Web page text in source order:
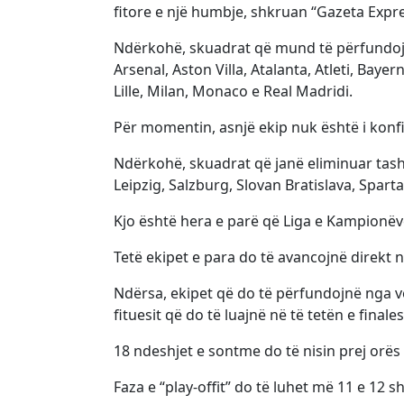
fitore e një humbje, shkruan “Gazeta
Ndërkohë, skuadrat që mund të
Arsenal, Aston Villa, Atalanta, Atleti,
Lille, Milan, Monaco e Real Madridi.
Për momentin, asnjë ekip nuk është i
Ndërkohë, skuadrat që janë eliminuar
Leipzig, Salzburg, Slovan Bratislava,
Kjo është hera e parë që Liga e
Tetë ekipet e para do të avancojnë direkt
Ndërsa, ekipet që do të përfundojnë nga
fituesit që do të luajnë në të tetën e
18 ndeshjet e sontme do të nisin prej orës
Faza e “play-offit” do të luhet më 11 e